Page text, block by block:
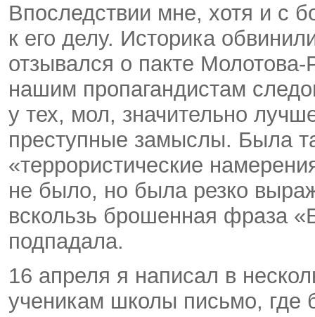
Впоследствии мне, хотя и с
к его делу. Историка
отзывался о пакте
нашим пропагандистам
у тех, мол, значительно
преступные замыслы. Была
«террористические
не было, но была резко
вскользь брошенная фраза
подпадала.
16 апреля я написал в
ученикам школы письмо, где